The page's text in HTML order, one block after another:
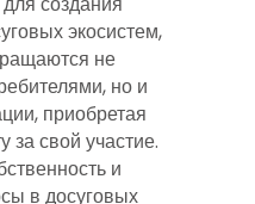
экосистем,
не
но и
приобретая
за свой участие.
и
в досуговых